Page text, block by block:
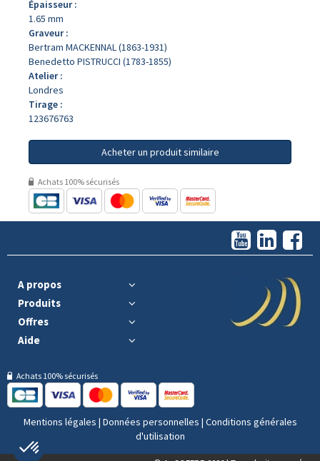
Épaisseur :
1.65 mm
Graveur :
Bertram MACKENNAL (1863-1931)
Benedetto PISTRUCCI (1783-1855)
Atelier :
Londres
Tirage :
123676763
Acheter un produit similaire
Achats 100% sécurisés
A propos
Produits
Offres
Aide
Achats 100% sécurisés
Mentions légales | Données personnelles | Conditions générales
d'utilisation